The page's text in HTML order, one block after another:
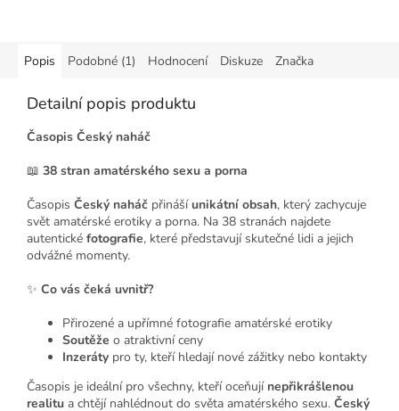
Popis Podobné (1) Hodnocení Diskuze Značka
Detailní popis produktu
Časopis Český naháč
📖 38 stran amatérského sexu a porna
Časopis Český naháč přináší unikátní obsah, který zachycuje
svět amatérské erotiky a porna. Na 38 stranách najdete
autentické fotografie, které představují skutečné lidi a jejich
odvážné momenty.
✨ Co vás čeká uvnitř?
Přirozené a upřímné fotografie amatérské erotiky
Soutěže o atraktivní ceny
Inzeráty pro ty, kteří hledají nové zážitky nebo kontakty
Časopis je ideální pro všechny, kteří oceňují nepřikrášlenou
realitu a chtějí nahlédnout do světa amatérského sexu. Český